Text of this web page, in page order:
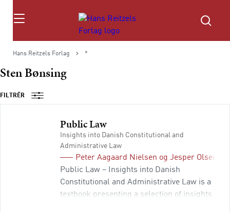
Søg
Hans Reitzels Forlag *
Sten Bønsing
FILTRÉR
Public Law
Insights into Danish Constitutional and
Administrative Law
Peter Aagaard Nielsen og Jesper Olsen
Public Law – Insights into Danish
Constitutional and Administrative Law is a
textbook presenting a selection of insights